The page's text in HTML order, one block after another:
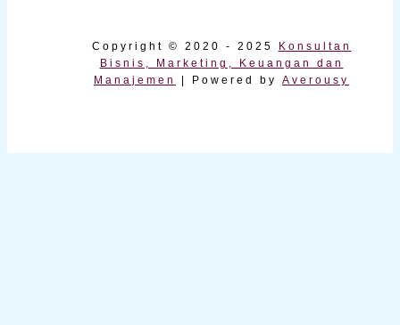
Copyright © 2020 - 2025
Konsultan
Bisnis, Marketing, Keuangan dan
Manajemen
| Powered by Averousy